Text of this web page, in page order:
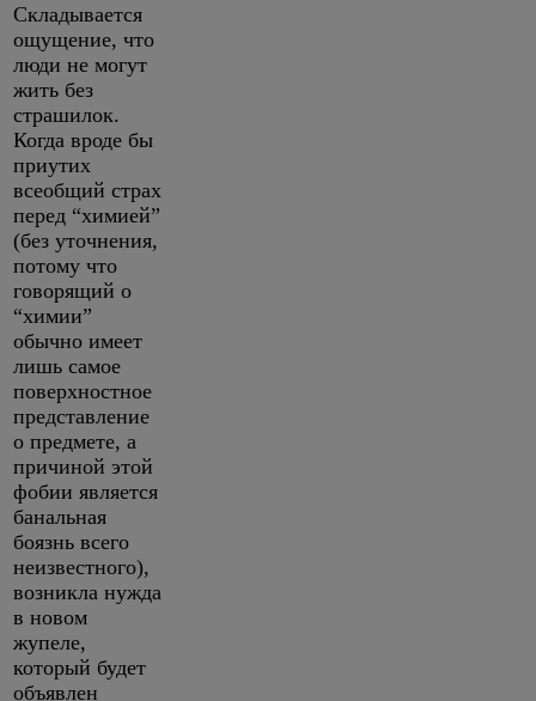
Складывается
ощущение, что
люди не могут
жить без
страшилок.
Когда вроде бы
приутих
всеобщий страх
перед “химией”
(без уточнения,
потому что
говорящий о
“химии”
обычно имеет
лишь самое
поверхностное
представление
о предмете, а
причиной этой
фобии является
банальная
боязнь всего
неизвестного),
возникла нужда
в новом
жупеле,
который будет
объявлен